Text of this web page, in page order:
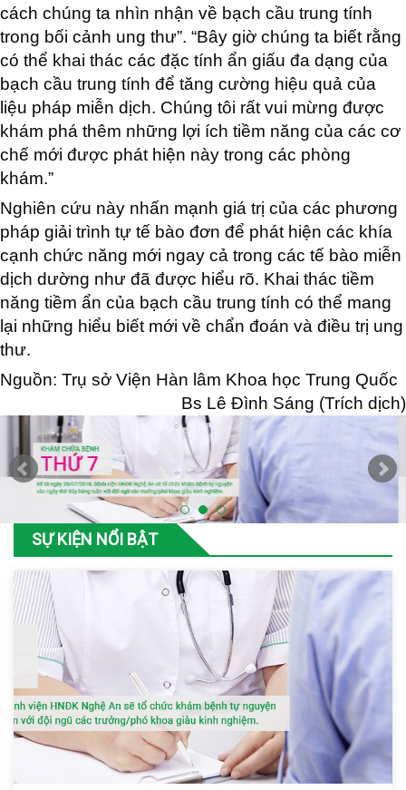
cách chúng ta nhìn nhận về bạch cầu trung tính
trong bối cảnh ung thư”. “Bây giờ chúng ta biết rằng
có thể khai thác các đặc tính ẩn giấu đa dạng của
bạch cầu trung tính để tăng cường hiệu quả của
liệu pháp miễn dịch. Chúng tôi rất vui mừng được
khám phá thêm những lợi ích tiềm năng của các cơ
chế mới được phát hiện này trong các phòng
khám.”
Nghiên cứu này nhấn mạnh giá trị của các phương
pháp giải trình tự tế bào đơn để phát hiện các khía
cạnh chức năng mới ngay cả trong các tế bào miễn
dịch dường như đã được hiểu rõ. Khai thác tiềm
năng tiềm ẩn của bạch cầu trung tính có thể mang
lại những hiểu biết mới về chẩn đoán và điều trị ung
thư.
Nguồn: Trụ sở Viện Hàn lâm Khoa học Trung Quốc
Bs Lê Đình Sáng (Trích dịch)
SỰ KIỆN NỔI BẬT